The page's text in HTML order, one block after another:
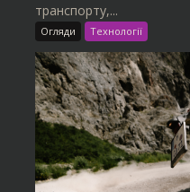
транспорту,...
Огляди Технології